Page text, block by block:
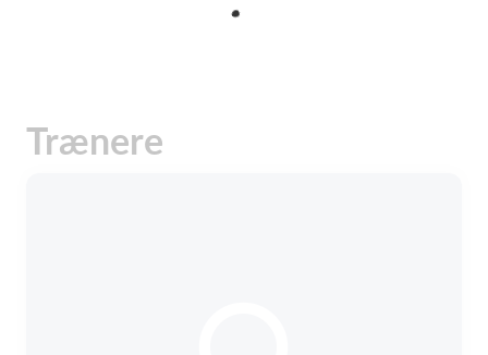
Trænere